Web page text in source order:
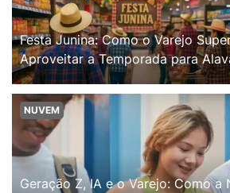
Festa Junina: Como o Varejo
Aproveitar a Temporada para
NUVEM
Geração Z, IA e o Varejo: Como a